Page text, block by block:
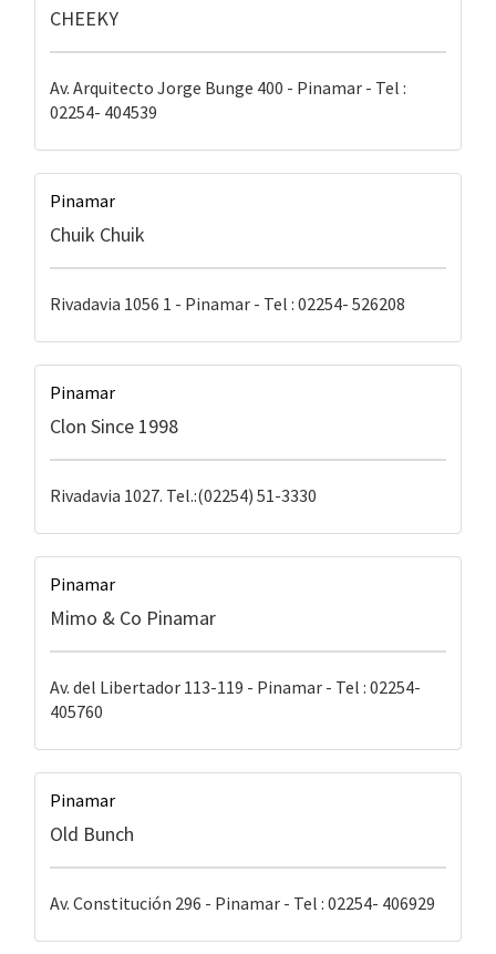
CHEEKY
Av. Arquitecto Jorge Bunge 400 - Pinamar - Tel :
02254- 404539
Pinamar
Chuik Chuik
Rivadavia 1056 1 - Pinamar - Tel : 02254- 526208
Pinamar
Clon Since 1998
Rivadavia 1027. Tel.:(02254) 51-3330
Pinamar
Mimo & Co Pinamar
Av. del Libertador 113-119 - Pinamar - Tel : 02254-
405760
Pinamar
Old Bunch
Av. Constitución 296 - Pinamar - Tel : 02254- 406929